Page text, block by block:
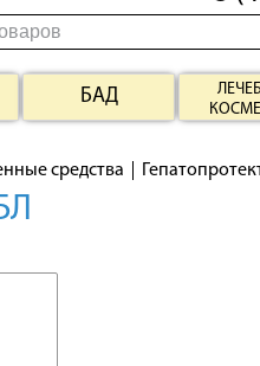
БАД
средства